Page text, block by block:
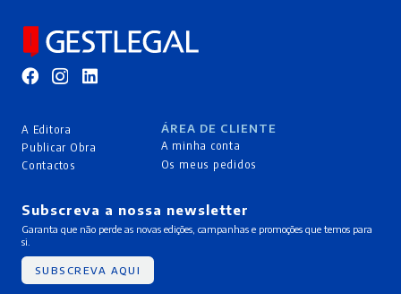
A Editora
Publicar Obra
Contactos
ÁREA DE CLIENTE
A minha conta
Os meus pedidos
Subscreva a nossa newsletter
Garanta que não perde as novas edições, campanhas e promoções que temos para
si.
SUBSCREVA AQUI